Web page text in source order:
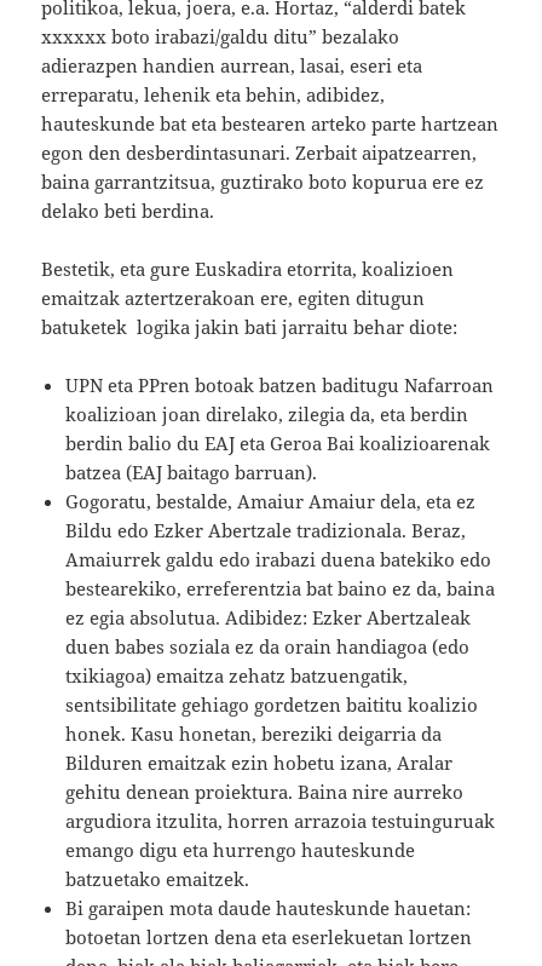
politikoa, lekua, joera, e.a. Hortaz, “alderdi batek
xxxxxx boto irabazi/galdu ditu” bezalako
adierazpen handien aurrean, lasai, eseri eta
erreparatu, lehenik eta behin, adibidez,
hauteskunde bat eta bestearen arteko parte hartzean
egon den desberdintasunari. Zerbait aipatzearren,
baina garrantzitsua, guztirako boto kopurua ere ez
delako beti berdina.
Bestetik, eta gure Euskadira etorrita, koalizioen
emaitzak aztertzerakoan ere, egiten ditugun
batuketek logika jakin bati jarraitu behar diote:
UPN eta PPren botoak batzen baditugu Nafarroan
koalizioan joan direlako, zilegia da, eta berdin
berdin balio du EAJ eta Geroa Bai koalizioarenak
batzea (EAJ baitago barruan).
Gogoratu, bestalde, Amaiur Amaiur dela, eta ez
Bildu edo Ezker Abertzale tradizionala. Beraz,
Amaiurrek galdu edo irabazi duena batekiko edo
bestearekiko, erreferentzia bat baino ez da, baina
ez egia absolutua. Adibidez: Ezker Abertzaleak
duen babes soziala ez da orain handiagoa (edo
txikiagoa) emaitza zehatz batzuengatik,
sentsibilitate gehiago gordetzen baititu koalizio
honek. Kasu honetan, bereziki deigarria da
Bilduren emaitzak ezin hobetu izana, Aralar
gehitu denean proiektura. Baina nire aurreko
argudiora itzulita, horren arrazoia testuinguruak
emango digu eta hurrengo hauteskunde
batzuetako emaitzek.
Bi garaipen mota daude hauteskunde hauetan:
botoetan lortzen dena eta eserlekuetan lortzen